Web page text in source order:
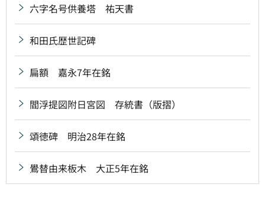
六字名号供養塔 祐天書
和田氏歴世記碑
扁額 嘉永7年在銘
閻浮提図附日宮図 存統書（版摺）
頌徳碑 明治28年在銘
鷽替由来板木 大正5年在銘